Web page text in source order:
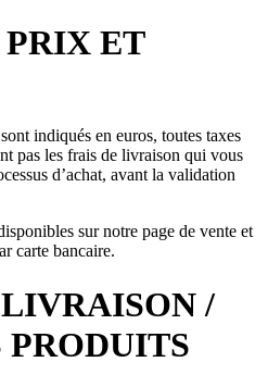
ET
indiqués en euros, toutes taxes
pas les frais de livraison qui vous
d’achat, avant la validation
sur notre page de vente et
carte bancaire.
/
PRODUITS